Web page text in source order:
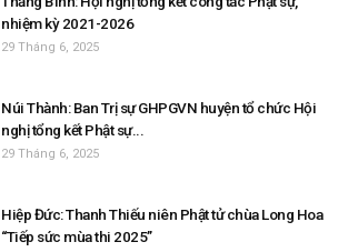
nhiệm kỳ 2021-2026
29 Tháng 6, 2025
Núi Thành: Ban Trị sự GHPGVN huyện tổ chức Hội
nghị tổng kết Phật sự...
29 Tháng 6, 2025
Hiệp Đức: Thanh Thiếu niên Phật tử chùa Long Hoa
“Tiếp sức mùa thi 2025”